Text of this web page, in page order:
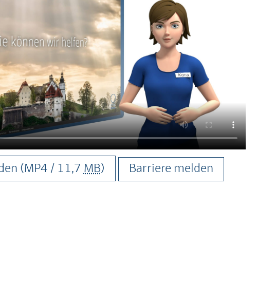
(MP4 / 11,7 MB) Barriere melden